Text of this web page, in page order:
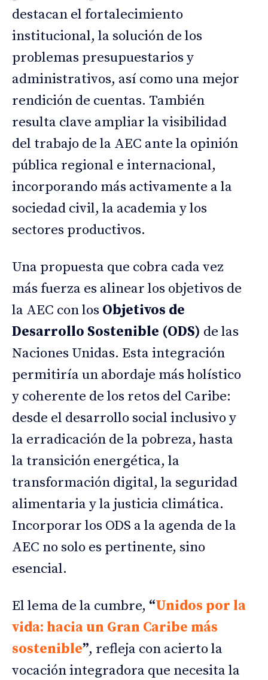
destacan el fortalecimiento
institucional, la solución de los
problemas presupuestarios y
administrativos, así como una mejor
rendición de cuentas. También
resulta clave ampliar la visibilidad
del trabajo de la AEC ante la opinión
pública regional e internacional,
incorporando más activamente a la
sociedad civil, la academia y los
sectores productivos.
Una propuesta que cobra cada vez
más fuerza es alinear los objetivos de
la AEC con los Objetivos de
Desarrollo Sostenible (ODS) de las
Naciones Unidas. Esta integración
permitiría un abordaje más holístico
y coherente de los retos del Caribe:
desde el desarrollo social inclusivo y
la erradicación de la pobreza, hasta
la transición energética, la
transformación digital, la seguridad
alimentaria y la justicia climática.
Incorporar los ODS a la agenda de la
AEC no solo es pertinente, sino
esencial.
El lema de la cumbre, “Unidos por la
vida: hacia un Gran Caribe más
sostenible”, refleja con acierto la
vocación integradora que necesita la